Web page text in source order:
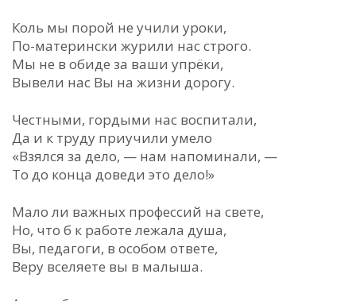
Коль мы порой не учили уроки,
По-матерински журили нас строго.
Мы не в обиде за ваши упрёки,
Вывели нас Вы на жизни дорогу.
Честными, гордыми нас воспитали,
Да и к труду приучили умело
«Взялся за дело, — нам напоминали, —
То до конца доведи это дело!»
Мало ли важных профессий на свете,
Но, что б к работе лежала душа,
Вы, педагоги, в особом ответе,
Веру вселяете вы в малыша.